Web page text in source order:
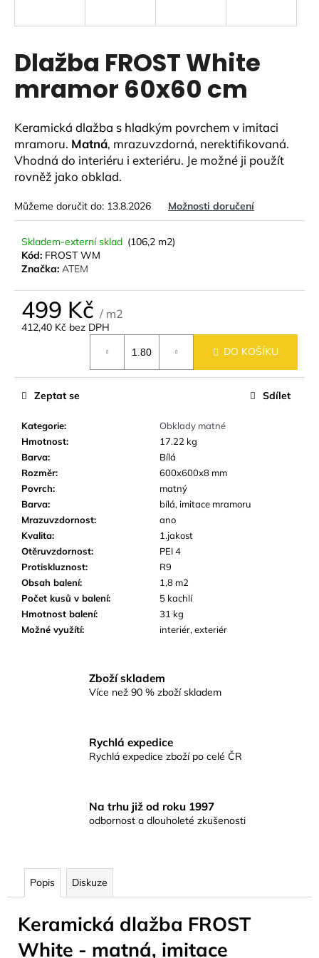
Dlažba FROST White
mramor 60x60 cm
Keramická dlažba s hladkým povrchem v imitaci
mramoru. Matná, mrazuvzdorná, nerektifikovaná.
Vhodná do interiéru i exteriéru. Je možné ji použít
rovněž jako obklad.
Můžeme doručit do: 13.8.2026 Možnosti doručení
Skladem-externí sklad (106,2 m2)
Kód: FROST WM
Značka: ATEM
499 Kč / m2
412,40 Kč bez DPH
DO KOŠÍKU
Kategorie:
Obklady matné
Hmotnost:
17.22 kg
Barva:
Bílá
Rozměr:
600x600x8 mm
Povrch:
matný
Barva:
bílá, imitace mramoru
Mrazuvzdornost:
ano
Kvalita:
1.jakost
Otěruvzdornost:
PEI 4
Protiskluznost:
R9
Obsah balení:
1,8 m2
Počet kusů v balení:
5 kachlí
Hmotnost balení:
31 kg
Možné využítí: interiér, exteriér
Zeptat se Sdílet
Zboží skladem
Více než 90 % zboží skladem
Rychlá expedice
Rychlá expedice zboží po celé ČR
Na trhu již od roku 1997
odbornost a dlouholeté zkušenosti
Popis Diskuze
Keramická dlažba FROST
White - matná, imitace
í
t
?
HLEDAT
o
p
o
r
u
č
e
DLAŽBA
ARTPORT
WHITE
60X60
CM
(59,7X59,7
CM)
499
Kč